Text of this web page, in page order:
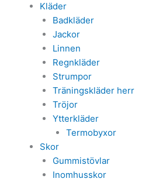
Kläder
Badkläder
Jackor
Linnen
Regnkläder
Strumpor
Träningskläder herr
Tröjor
Ytterkläder
Termobyxor
Skor
Gummistövlar
Inomhusskor